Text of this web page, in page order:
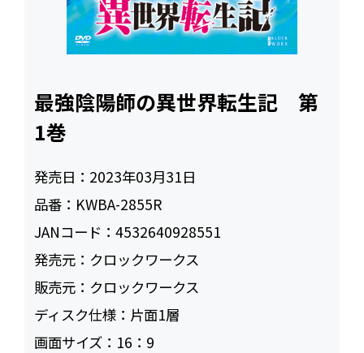
最強陰陽師の異世界転生記 第
1巻
発売日： 2023年03月31日
品番： KWBA-2855R
JANコード：4532640928551
発売元： クロックワークス
販売元： クロックワークス
ディスク仕様： 片面1層
画面サイズ： 16：9